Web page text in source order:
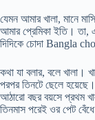
যেমন আমার খালা, মানে
আমার প্রেমিকা ইতি। তা,
দিদিকে চোদা Bangla
কথা যা বলার, বলে খালা।
পরপর তিনটে ছেলে
আঠারো বছর বয়সে প্রথম
তিনমাস পরেই ওর পেট